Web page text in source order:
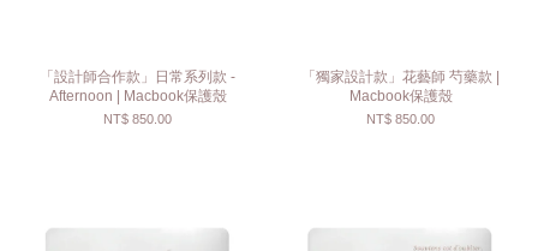
「設計師合作款」日常系列款 -
Afternoon | Macbook保護殼
NT$ 850.00
「獨家設計款」花藝師 芍藥款 |
Macbook保護殼
NT$ 850.00